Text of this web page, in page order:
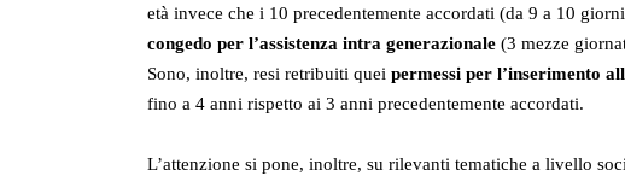
età invece che i 10 precedentemente accordati (da 9 a 10
congedo per l’assistenza intra generazionale (3 mezze
Sono, inoltre, resi retribuiti quei permessi per l’inserimento
fino a 4 anni rispetto ai 3 anni precedentemente accordati.
L’attenzione si pone, inoltre, su rilevanti tematiche a livello